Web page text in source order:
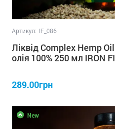
Артикул: IF_086
Ліквід Complex Hemp
олія 100% 250 мл IRON
289.00грн
New